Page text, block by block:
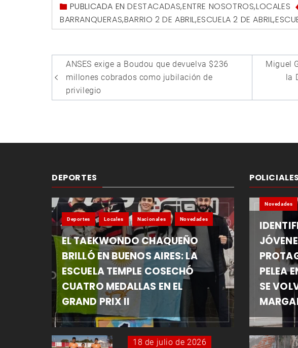
PUBLICADA ENDESTACADAS,ENTRE NOSOTROS,LOCALES
BARRANQUERAS,BARRIO 2 DE ABRIL,ESCUELA 2 DE ABRIL,
Navegación
de
entradas
ANSES exige a Boudou que devuelva $236
millones cobrados como jubilación de
privilegio
Miguel
la
DEPORTES
Deportes Locales Nacionales Novedades
EL TAEKWONDO CHAQUEÑO
BRILLÓ EN BUENOS AIRES: LA
ESCUELA TEMPLE COSECHÓ
CUATRO MEDALLAS EN EL
GRAND PRIX II
18 de julio de 2026
POLICIALES
Novedades
PELEA
SE